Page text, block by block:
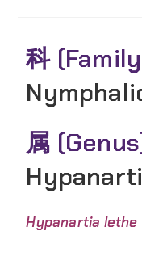
科
属
Hypanartia lethe